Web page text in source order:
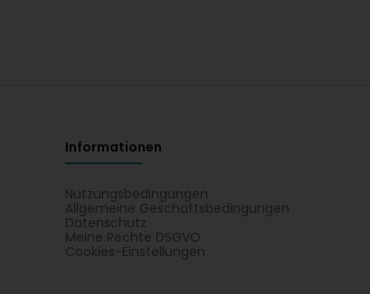
Informationen
Nutzungsbedingungen
Allgemeine Geschäftsbedingungen
Datenschutz
Meine Rechte DSGVO
Cookies-Einstellungen